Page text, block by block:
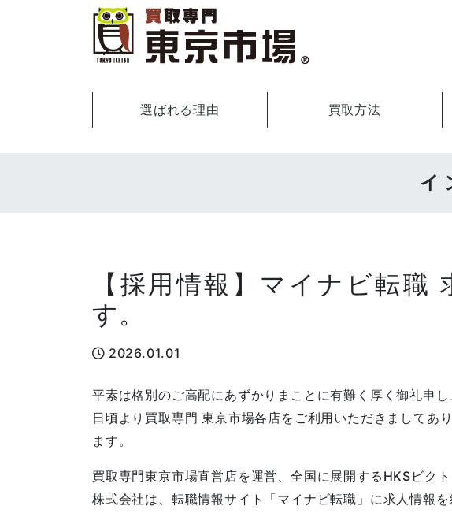
選ばれる理由 買取方法
イ
【採用情報】マイナビ転職
す。
2026.01.01
平素は格別のご高配にあずかりまことに有難く厚く御礼申し
日頃より買取専門 東京市場各店をご利用いただきましてあ
ます。
買取専門東京市場直営店を運営、全国に展開するHKSビク
株式会社は、転職情報サイト「マイナビ転職」に求人情報を